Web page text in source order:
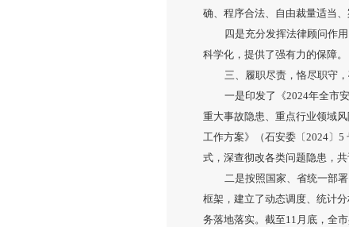
确、程序合法、自由裁量适当、
四是充分发挥法律顾问作
科学化，提供了强有力的保障。
三、履职尽责，恪尽职守
一是印发了《2024年全市
重大事故隐患、重点行业领域
工作方案》（石安委〔2024〕
式，深查彻改各类问题隐患，
二是按照国家、省统一部
框架，建立了动态调度、统计
务落地落实。截至11月底，全